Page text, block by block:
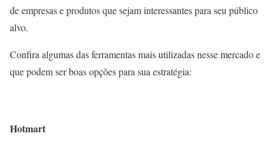
de empresas e produtos que sejam interessantes para seu público
alvo.
Confira algumas das ferramentas mais utilizadas nesse mercado e
que podem ser boas opções para sua estratégia:
Hotmart